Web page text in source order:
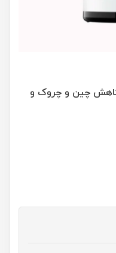
رتینول کوزارکس روغنی ۰.۵کاهش چین و چروک و